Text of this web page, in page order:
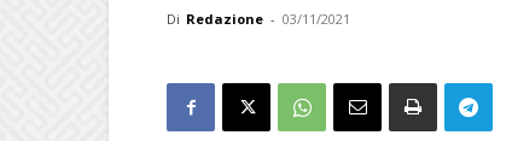
Di Redazione - 03/11/2021